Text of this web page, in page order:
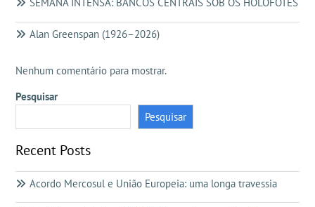
SEMANA INTENSA: BANCOS CENTRAIS SOB OS HOLOFOTES
Alan Greenspan (1926–2026)
Nenhum comentário para mostrar.
Pesquisar
Pesquisar
Recent Posts
Acordo Mercosul e União Europeia: uma longa travessia